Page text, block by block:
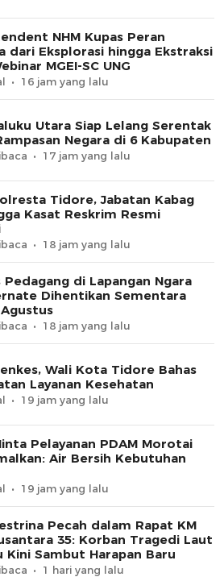
NHM Kupas Peran
dari Eksplorasi hingga Ekstraksi
MGEI-SC UNG
16 jam yang lalu
Utara Siap Lelang Serentak
Negara di 6 Kabupaten
17 jam yang lalu
Tidore, Jabatan Kabag
Kasat Reskrim Resmi
18 jam yang lalu
di Lapangan Ngara
Dihentikan Sementara
18 jam yang lalu
Wali Kota Tidore Bahas
Layanan Kesehatan
19 jam yang lalu
Pelayanan PDAM Morotai
Air Bersih Kebutuhan
19 jam yang lalu
Pecah dalam Rapat KM
35: Korban Tragedi Laut
Kini Sambut Harapan Baru
1 hari yang lalu